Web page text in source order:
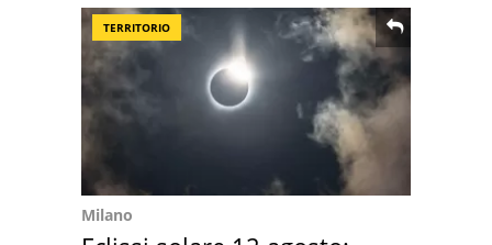
TERRITORIO
Milano